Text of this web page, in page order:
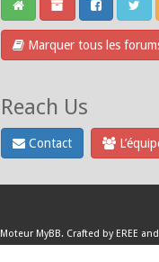
Marquer tous les
Reach Us
Contact
Moteur MyBB. Crafted by EREE and